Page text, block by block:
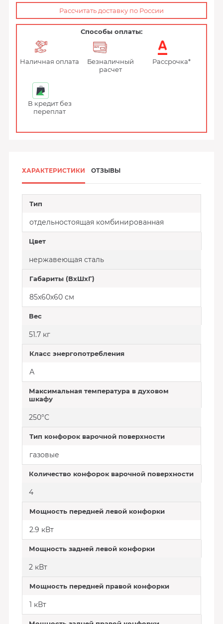
Рассчитать доставку по России
Способы оплаты:
Наличная оплата
Безналичный
расчет
Рассрочка*
В кредит без
переплат
ХАРАКТЕРИСТИКИ ОТЗЫВЫ
Тип
отдельностоящая комбинированная
Цвет
нержавеющая сталь
Габариты (ВхШхГ)
85х60х60 см
Вес
51.7 кг
Класс энергопотребления
А
Максимальная температура в духовом
шкафу
250°С
Тип конфорок варочной поверхности
газовые
Количество конфорок варочной поверхности
4
Мощность передней левой конфорки
2.9 кВт
Мощность задней левой конфорки
2 кВт
Мощность передней правой конфорки
1 кВт